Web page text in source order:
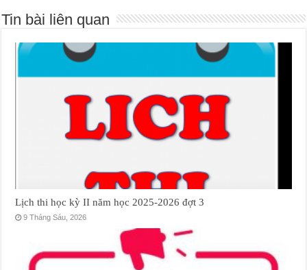
Tin bài liên quan
Lịch thi học kỳ II năm học 2025-2026 đợt 3
9 Tháng Sáu, 2026